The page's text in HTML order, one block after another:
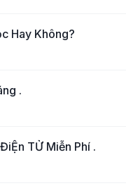
Hay Không?
.
TỬ Miễn Phí .